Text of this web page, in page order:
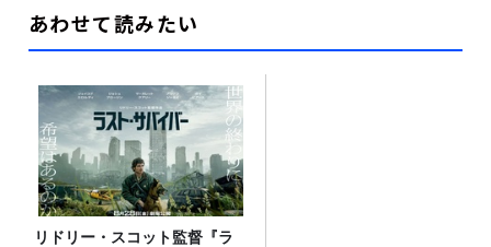
あわせて読みたい
リドリー・スコット監督『ラ